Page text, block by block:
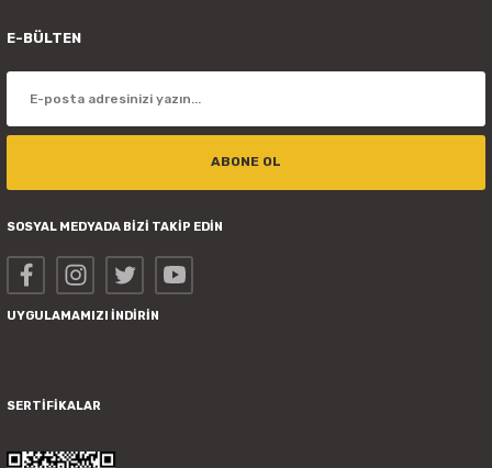
E-BÜLTEN
ABONE OL
SOSYAL MEDYADA BİZİ TAKİP EDİN
UYGULAMAMIZI İNDİRİN
SERTİFİKALAR